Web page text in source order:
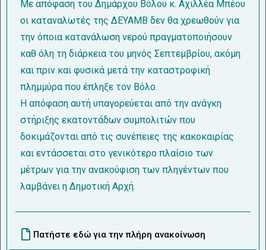
Με απόφαση του Δημάρχου Βόλου κ. Αχιλλέα Μπέου
οι καταναλωτές της ΔΕΥΑΜΒ δεν θα χρεωθούν για
την όποια κατανάλωση νερού πραγματοποιήσουν
καθ όλη τη διάρκεια του μηνός Σεπτεμβρίου, ακόμη
και πριν και φυσικά μετά την καταστροφική
πλημμύρα που έπληξε τον Βόλο.
Η απόφαση αυτή υπαγορεύεται από την ανάγκη
στήριξης εκατοντάδων συμπολιτών που
δοκιμάζονται από τις συνέπειες της κακοκαιρίας
και εντάσσεται στο γενικότερο πλαίσιο των
μέτρων για την ανακούφιση των πληγέντων που
λαμβάνει η Δημοτική Αρχή.
Πατήστε εδώ για την πλήρη ανακοίνωση